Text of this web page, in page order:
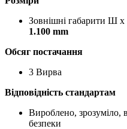
Зовнішні габарити Ш
1.100 mm
Обсяг постачання
3 Вирва
Відповідність стандартам
Вироблено, зрозуміло,
безпеки